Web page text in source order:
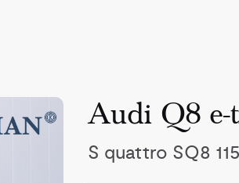
Audi Q8 e-
S quattro SQ8